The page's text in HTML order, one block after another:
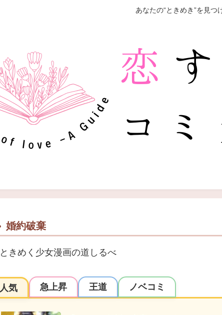
あなたの“ときめき”を見つ
婚約破棄
ときめく少女漫画の道しるべ
人気 急上昇 王道 ノベコミ